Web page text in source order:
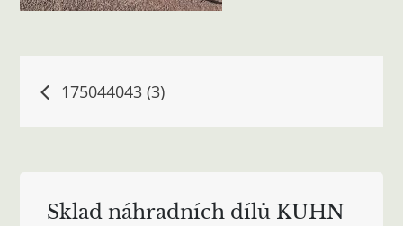
Navigace
175044043 (3)
Sklad náhradních dílů KUHN